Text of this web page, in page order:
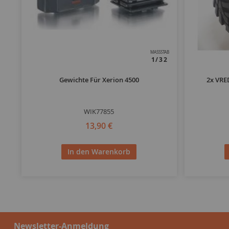
MASSSTAB
1/32
Gewichte Für Xerion 4500
WIK77855
13,90 €
In den Warenkorb
2x
Newsletter-Anmeldung